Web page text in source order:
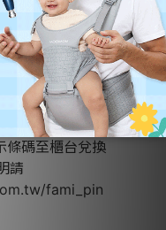
:首頁點選『紅
『實體卡
→列印兌換券,
換使用
APP】兌
→輸入兌換
碼至櫃台兌換
請
fami_pin